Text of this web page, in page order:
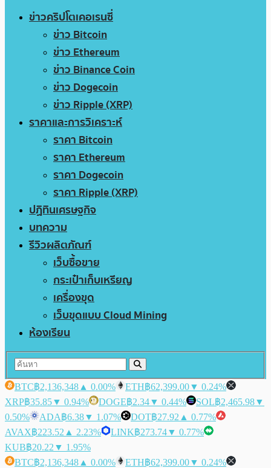
ข่าวคริปโตเคอเรนซี่
ข่าว Bitcoin
ข่าว Ethereum
ข่าว Binance Coin
ข่าว Dogecoin
ข่าว Ripple (XRP)
ราคาและการวิเคราะห์
ราคา Bitcoin
ราคา Ethereum
ราคา Dogecoin
ราคา Ripple (XRP)
ปฏิทินเศรษฐกิจ
บทความ
รีวิวผลิตภัณฑ์
เว็บซื้อขาย
กระเป๋าเก็บเหรียญ
เครื่องขุด
เว็บขุดแบบ Cloud Mining
ห้องเรียน
BTC฿2,136,348 ▲ 0.00% ETH฿62,399.00▼ 0.24%
XRP฿35.85▼ 0.94% DOGE฿2.34▼ 0.44% SOL฿2,465.98▼
0.50%
ADA฿6.38▼ 1.07% DOT฿27.92 ▲ 0.77%
AVAX฿223.52 ▲ 2.23% LINK฿273.74▼ 0.77%
KUB฿20.22 ▼ 1.95%
BTC฿2,136,348 ▲ 0.00% ETH฿62,399.00▼ 0.24%